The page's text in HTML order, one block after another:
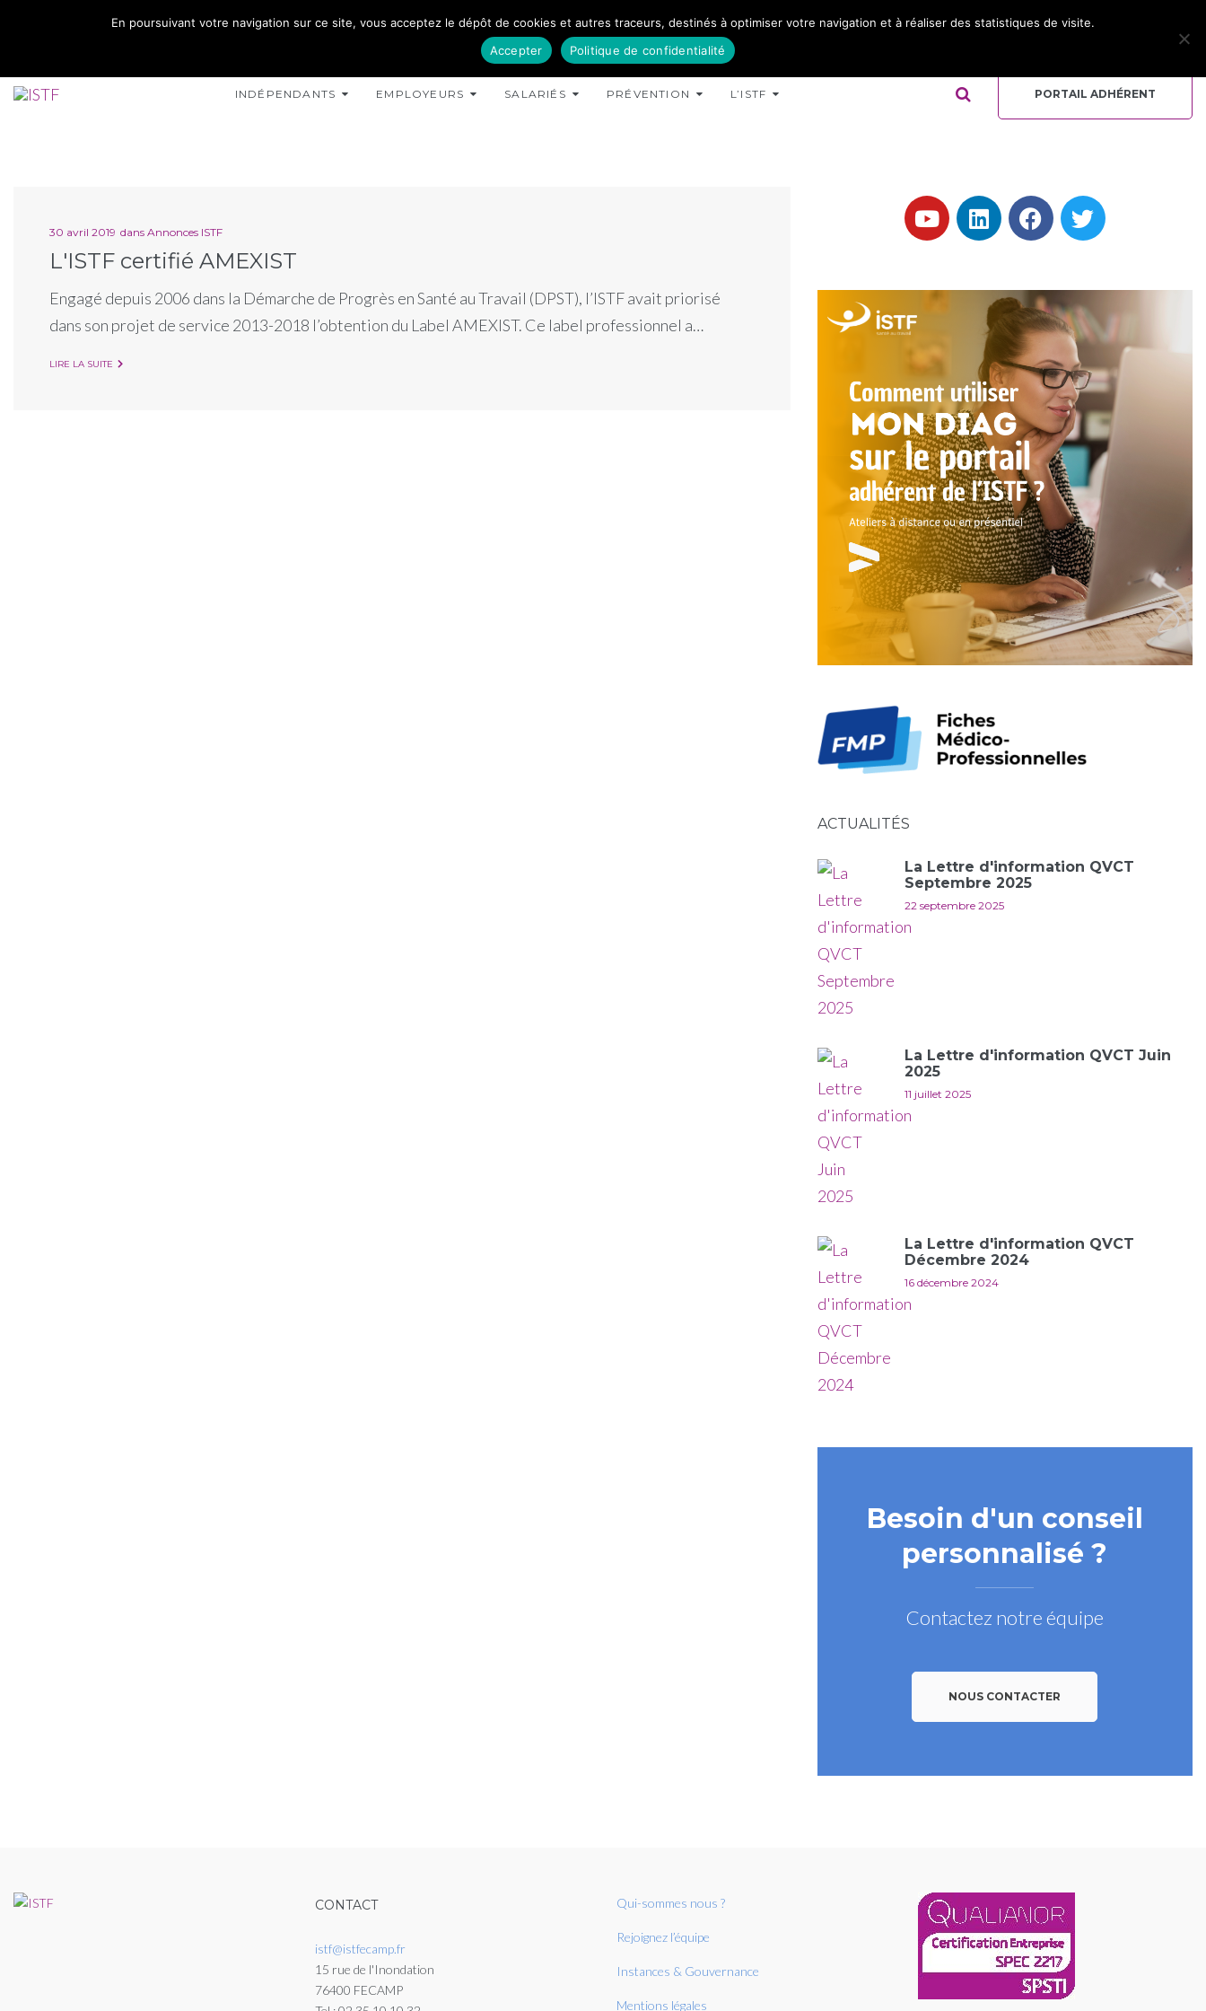
02 35 10 10 32 15 RUE DE L'INONDATION 76400 FÉCAMP ADHÉRER REJOIGNEZ L’ÉQUIPE QUI-SOMMES NOUS ?
INDÉPENDANTS EMPLOYEURS SALARIÉS PRÉVENTION L’ISTF PORTAIL ADHÉRENT
30 avril 2019 dans Annonces ISTF
L'ISTF certifié AMEXIST
Engagé depuis 2006 dans la Démarche de Progrès en Santé au Travail (DPST), l’ISTF avait priorisé
dans son projet de service 2013-2018 l’obtention du Label AMEXIST. Ce label professionnel a…
LIRE LA SUITE
ACTUALITÉS
La Lettre d'information QVCT
Septembre 2025
22 septembre 2025
La Lettre d'information QVCT Juin
2025
11 juillet 2025
La Lettre d'information QVCT
Décembre 2024
16 décembre 2024
Besoin d'un conseil
personnalisé ?
Contactez notre équipe
NOUS CONTACTER
CONTACT
istf@istfecamp.fr
15 rue de l'Inondation
76400 FECAMP
Qui-sommes nous ?
Rejoignez l’équipe
Instances & Gouvernance
Mentions légales
En poursuivant votre navigation sur ce site, vous acceptez le dépôt de cookies et autres traceurs, destinés à optimiser votre navigation et à réaliser des statistiques de visite.
Accepter
Politique de confidentialité